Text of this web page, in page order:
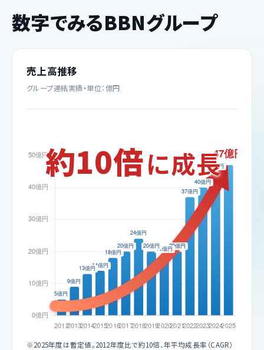
数字でみるBBNグループ
売上高推移
グループ連結実績・単位：億円
約10倍に成長
※2025年度は暫定値。2012年度比で約10倍、年平均成長率（CAGR）